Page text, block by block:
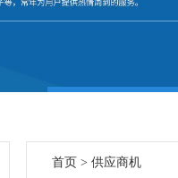
首页 > 供应商机